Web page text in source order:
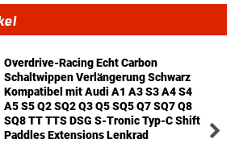
Overdrive-Racing Echt Carbon
Schaltwippen Verlängerung Schwarz
Kompatibel mit Audi A1 A3 S3 A4 S4
A5 S5 Q2 SQ2 Q3 Q5 SQ5 Q7 SQ7 Q8
SQ8 TT TTS DSG S-Tronic Typ-C Shift
Paddles Extensions Lenkrad